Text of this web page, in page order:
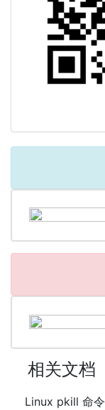
相关文档
Linux pkill 命令